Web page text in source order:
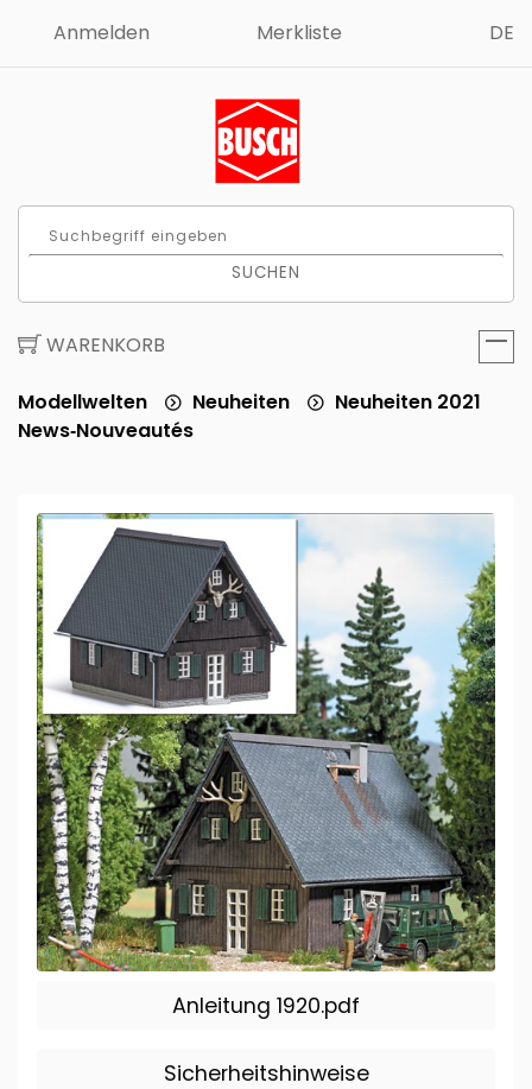
Anmelden Merkliste DE
SUCHEN
WARENKORB
Modellwelten Neuheiten
Neuheiten 2021
News‑Nouveautés
Anleitung 1920.pdf
Sicherheitshinweise